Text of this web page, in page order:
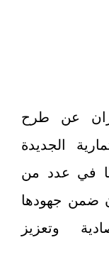
عن طرح
الجديدة
في عدد من
ضمن جهودها
وتعزيز